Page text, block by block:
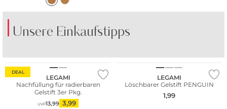
Unsere Einkaufstipps
BE FAMOUS DOCK AND BAY
DEAL
LEGAMI
Nachfüllung für radierbaren
Gelstift 3er Pkg.
UVP13,99 3,99
LEGAMI
Löschbarer Gelstift PENGUIN
1,99